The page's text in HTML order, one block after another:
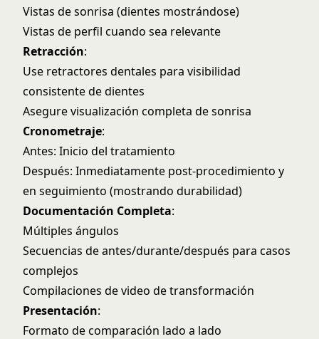
Vistas de sonrisa (dientes mostrándose)
Vistas de perfil cuando sea relevante
Retracción:
Use retractores dentales para visibilidad
consistente de dientes
Asegure visualización completa de sonrisa
Cronometraje:
Antes: Inicio del tratamiento
Después: Inmediatamente post-procedimiento y
en seguimiento (mostrando durabilidad)
Documentación Completa:
Múltiples ángulos
Secuencias de antes/durante/después para casos
complejos
Compilaciones de video de transformación
Presentación:
Formato de comparación lado a lado